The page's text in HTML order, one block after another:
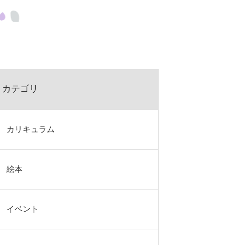
カテゴリ
カリキュラム
絵本
イベント